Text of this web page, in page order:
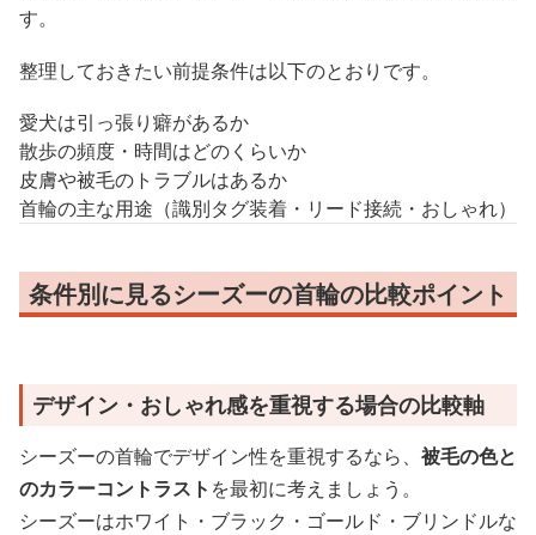
す。
整理しておきたい前提条件は以下のとおりです。
愛犬は引っ張り癖があるか
散歩の頻度・時間はどのくらいか
皮膚や被毛のトラブルはあるか
首輪の主な用途（識別タグ装着・リード接続・おしゃれ）
条件別に見るシーズーの首輪の比較ポイント
デザイン・おしゃれ感を重視する場合の比較軸
シーズーの首輪でデザイン性を重視するなら、 被毛の色と
のカラーコントラスト を最初に考えましょう。
シーズーはホワイト・ブラック・ゴールド・ブリンドルな